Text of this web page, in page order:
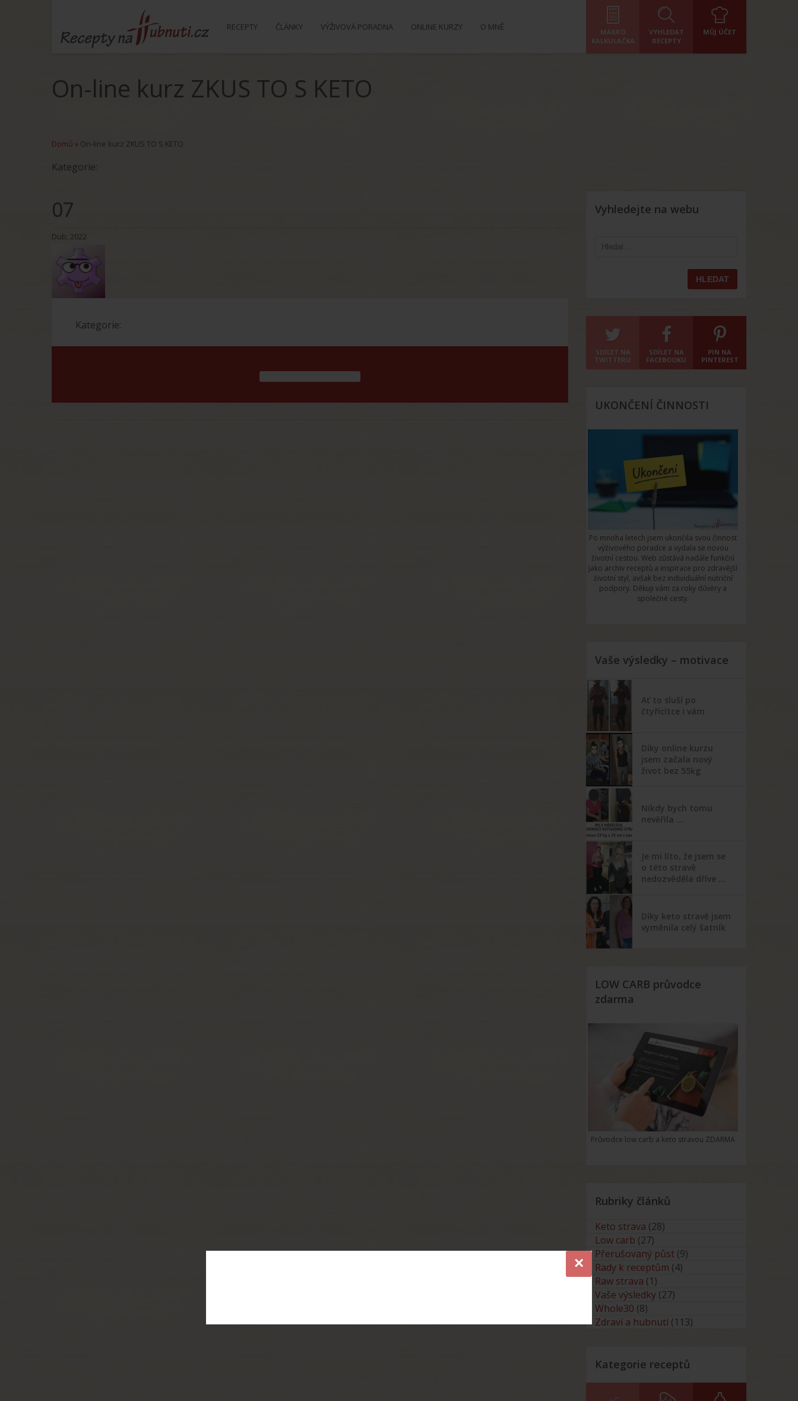
×
RECEPTY ČLÁNKY VÝŽIVOVÁ PORADNA ONLINE KURZY O MNĚ
MAKRO
KALKULAČKA
VYHLEDAT
RECEPTY
MŮJ ÚČET
On-line kurz ZKUS TO S KETO
Domů » On-line kurz ZKUS TO S KETO
Kategorie:
07
Dub, 2022
Kategorie:
Vyhledejte na webu
Vyhledávání
SDÍLET NA
TWITTERU
SDÍLET NA
FACEBOOKU
PIN NA
PINTEREST
UKONČENÍ ČINNOSTI
Po mnoha letech jsem ukončila svou činnost
výživového poradce a vydala se novou
životní cestou. Web zůstává nadále funkční
jako archiv receptů a inspirace pro zdravější
životní styl, avšak bez individuální nutriční
podpory. Děkuji vám za roky důvěry a
společné cesty.
Vaše výsledky – motivace
Ať to sluší po
čtyřícítce i vám
Díky online kurzu
jsem začala nový
život bez 55kg
Nikdy bych tomu
nevěřila …
Je mi líto, že jsem se
o této stravě
nedozvěděla dříve …
Díky keto stravě jsem
vyměnila celý šatník
LOW CARB průvodce
zdarma
Průvodce low carb a keto stravou ZDARMA
Rubriky článků
Keto strava (28)
Low carb (27)
Přerušovaný půst (9)
Rady k receptům (4)
Raw strava (1)
Vaše výsledky (27)
Whole30 (8)
Zdraví a hubnutí (113)
Kategorie receptů